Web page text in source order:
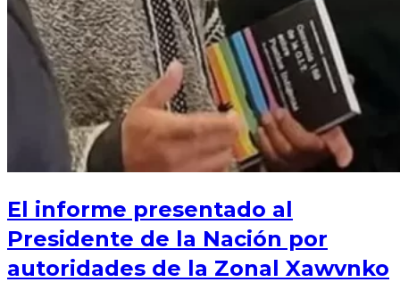
El informe presentado al
Presidente de la Nación por
autoridades de la Zonal Xawvnko